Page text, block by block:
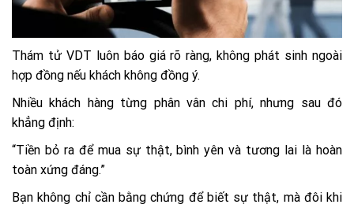
Thám tử VDT luôn báo giá rõ ràng, không phát sinh ngoài
hợp đồng nếu khách không đồng ý.
Nhiều khách hàng từng phân vân chi phí, nhưng sau đó
khẳng định:
“Tiền bỏ ra để mua sự thật, bình yên và tương lai là hoàn
toàn xứng đáng.”
Bạn không chỉ cần bằng chứng để biết sự thật, mà đôi khi